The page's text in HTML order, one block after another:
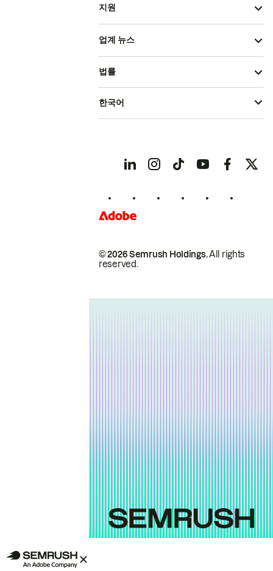
지원
업계 뉴스
© 2026 Semrush Holdings.All rights
reserved.
법률
한국어